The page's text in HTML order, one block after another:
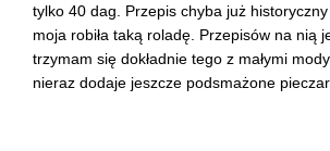
tylko 40 dag. Przepis chyba już
moja robiła taką roladę. Przepisów na nią
trzymam się dokładnie tego z małymi
nieraz dodaje jeszcze podsmażone